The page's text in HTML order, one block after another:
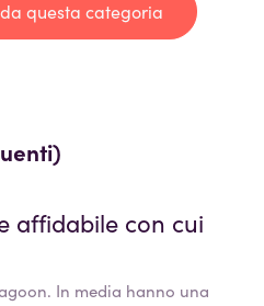
questa categoria
affidabile con cui
In media hanno una